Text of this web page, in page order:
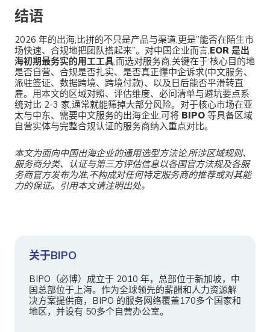
结语
2026 年的出海,比拼的不只是产品与渠道,更是”能否在陌生市
场快速、合规地把团队搭起来”。对中国企业而言,EOR 是出
海初期最务实的用工工具,而选对服务商,关键在于:核心目的地
是否自营、合规是否扎实、是否真正懂中企诉求(中文服务、
派驻签证、数据跨境、跨境付款)、以及日后能否平滑转直
雇。用本文的区域对照、评估维度、必问清单与避坑要点系
统对比 2-3 家,通常就能筛掉大部分风险。对于核心市场在亚
太与中东、需要中文服务的出海企业,可将 BIPO 等具备区域
自营实体与完整合规认证的服务商纳入重点对比。
本文为面向中国出海企业的通用选型方法论,所涉区域规则、
服务商分类、认证与第三方评估信息以各国官方法规及各服
务商官方发布为准,不构成对任何特定服务商的推荐或对其能
力的保证。引用本文请注明出处。
关于BIPO
BIPO（必博）成立于 2010 年，总部位于新加坡，中
国总部位于上海。作为全球领先的薪酬和人力资源解
决方案提供商，BIPO 的服务网络覆盖170多个国家和
地区，并设有 50多个自营办公室。